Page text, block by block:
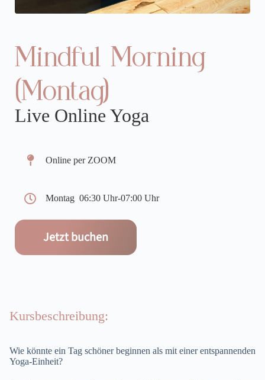
Mindful Morning
(Montag)
Live Online Yoga
Online per ZOOM
Montag 06:30 Uhr-07:00 Uhr
Jetzt buchen
Kursbeschreibung:
Wie könnte ein Tag schöner beginnen als mit einer entspannenden
Yoga-Einheit?